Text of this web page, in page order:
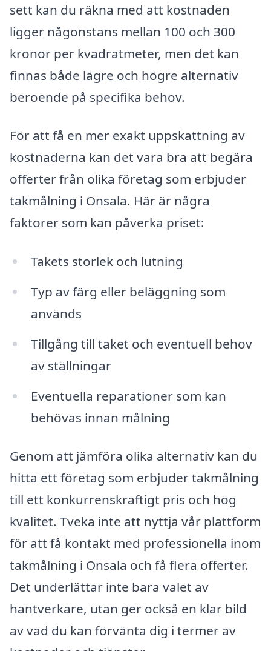
sett kan du räkna med att kostnaden
ligger någonstans mellan 100 och 300
kronor per kvadratmeter, men det kan
finnas både lägre och högre alternativ
beroende på specifika behov.
För att få en mer exakt uppskattning av
kostnaderna kan det vara bra att begära
offerter från olika företag som erbjuder
takmålning i Onsala. Här är några
faktorer som kan påverka priset:
Takets storlek och lutning
Typ av färg eller beläggning som
används
Tillgång till taket och eventuell behov
av ställningar
Eventuella reparationer som kan
behövas innan målning
Genom att jämföra olika alternativ kan du
hitta ett företag som erbjuder takmålning
till ett konkurrenskraftigt pris och hög
kvalitet. Tveka inte att nyttja vår plattform
för att få kontakt med professionella inom
takmålning i Onsala och få flera offerter.
Det underlättar inte bara valet av
hantverkare, utan ger också en klar bild
av vad du kan förvänta dig i termer av